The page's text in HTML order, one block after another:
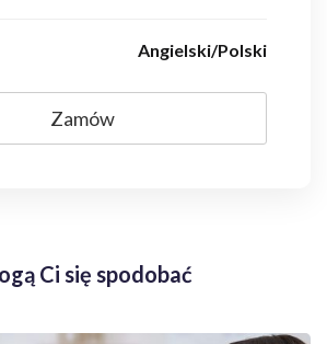
Angielski/Polski
Zamów
Ci się spodobać